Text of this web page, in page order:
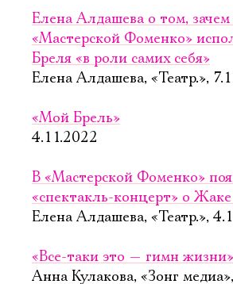
Елена Алдашева о том, зачем
«Мастерской Фоменко»
Бреля «в роли самих себя»
Елена Алдашева, «Театр.»,
«Мой Брель»
4.11.2022
В «Мастерской Фоменко»
«спектакль-концерт» о
Елена Алдашева, «Театр.»,
«Все-таки это — гимн жизни»
Анна Кулакова, «Зонг